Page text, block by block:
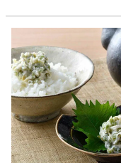
が造り上げた馬刺しの
を引き立てる本格米焼酎
花誉」は、まろやかな口
とほのかに香る優しい味
特徴。いつもの晩酌がち
贅沢なものになるこだ
品です。
【お酒は20歳になって